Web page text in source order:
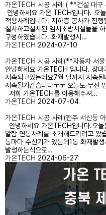
가온TECH 시공 사례 ( **건설 대구
안녕하세요 가온 TECH입니다. 오
적용사례입니다. 지하층 공사가 진
설치하고설치된 임시소방시설들을
구성하였습니다. 화재발생시…
가온TECH 2024-07-10
가온TECH 시공 사례(**자동차 서울
안녕하세요 가온TECH 입니다. 장마
지속되고있는데요7월 말까지 지속된
지속될거같습니다ㅜㅜ 오늘도 무선
저희 가온TECH를 이용해주셔…
가온TECH 2024-07-04
가온TECH 시공 사례(전주 서신동
안녕하세요 가온TECH입니다.오
알람 연동사례를 소개해드리려고 왔
동마다 수신기가 있는데1동 화재발
발생하는식으로…
가온TECH 2024-06-27